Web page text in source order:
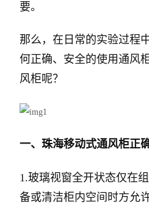
要。
那么，在日常的实验过程
何正确、安全的使用通风
风柜呢？
一、珠海移动式通风柜正
1.玻璃视窗全开状态仅在
备或清洁柜内空间时方允